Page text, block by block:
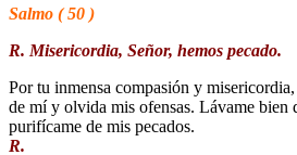
Salmo ( 50 )
R. Misericordia, Señor, hemos pecado.
Por tu inmensa compasión y
de mí y olvida mis ofensas. Lávame bien
purifícame de mis pecados.
R.